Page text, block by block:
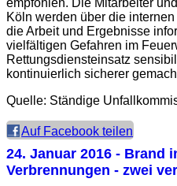
empfohlen. Die Mitarbeiter
Köln werden über die
die Arbeit und Ergebnisse
vielfältigen Gefahren im
Rettungsdiensteinsatz
kontinuierlich sicherer
Quelle: Ständige
Auf Facebook teilen
24. Januar 2016 - Brand
Verbrennungen - zwei